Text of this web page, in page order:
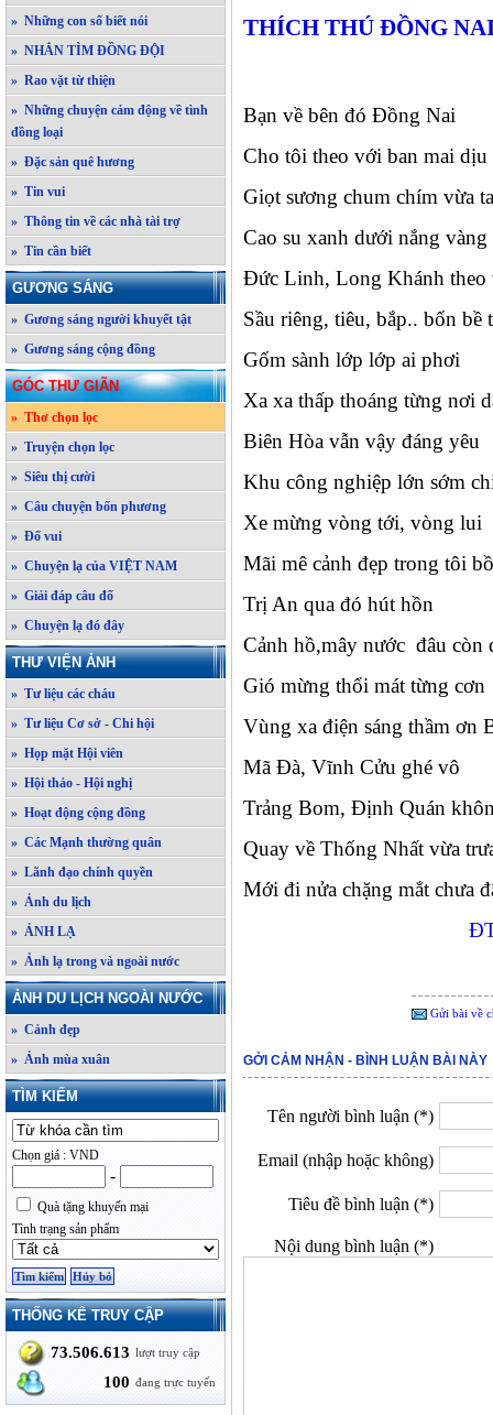
» Những con số biết nói
» NHẮN TÌM ĐỒNG ĐỘI
» Rao vặt từ thiện
» Những chuyện cảm động về tình
đồng loại
» Đặc sản quê hương
» Tin vui
» Thông tin về các nhà tài trợ
» Tin cần biết
GƯƠNG SÁNG
» Gương sáng người khuyết tật
» Gương sáng cộng đồng
GÓC THƯ GIÃN
» Thơ chọn lọc
» Truyện chọn lọc
» Siêu thị cười
» Câu chuyện bốn phương
» Đố vui
» Chuyện lạ của VIỆT NAM
» Giải đáp câu đố
» Chuyện lạ đó đây
THƯ VIỆN ẢNH
» Tư liệu các cháu
» Tư liệu Cơ sở - Chi hội
» Họp mặt Hội viên
» Hội thảo - Hội nghị
» Hoạt động cộng đồng
» Các Mạnh thường quân
» Lãnh đạo chính quyền
» Ảnh du lịch
» ẢNH LẠ
» Ảnh lạ trong và ngoài nước
ẢNH DU LỊCH NGOÀI NƯỚC
» Cảnh đẹp
» Ảnh mùa xuân
TÌM KIẾM
Chọn giá : VND
-
Quà tặng khuyến mại
Tình trạng sản phẩm
THỐNG KÊ TRUY CẬP
73.506.613 lượt truy cập
100 đang trực tuyến
THÍCH THÚ ĐỒNG
Bạn về bên đó Đồng Nai
Cho tôi theo với ban mai dịu
Giọt sương chum chím vừa
Cao su xanh dưới nắng
Đức Linh, Long Khánh theo
Sầu riêng, tiêu, bắp.. bốn bề
Gốm sành lớp lớp ai phơi
Xa xa thấp thoáng từng nơi
Biên Hòa vẫn vậy đáng yêu
Khu công nghiệp lớn sớm
Xe mừng vòng tới, vòng lui
Mãi mê cảnh đẹp trong tôi
Trị An qua đó hút hồn
Cảnh hồ,mây nước đâu còn
Gió mừng thổi mát từng cơn
Vùng xa điện sáng thầm ơn
Mã Đà, Vĩnh Cửu ghé vô
Trảng Bom, Định Quán
Quay về Thống Nhất vừa
Mới đi nửa chặng mắt chưa
Gửi bài về
GỞI CẢM NHẬN - BÌNH LUẬN BÀI NÀY
Tên người bình luận (*)
Email (nhập hoặc không)
Tiêu đề bình luận (*)
Nội dung bình luận (*)